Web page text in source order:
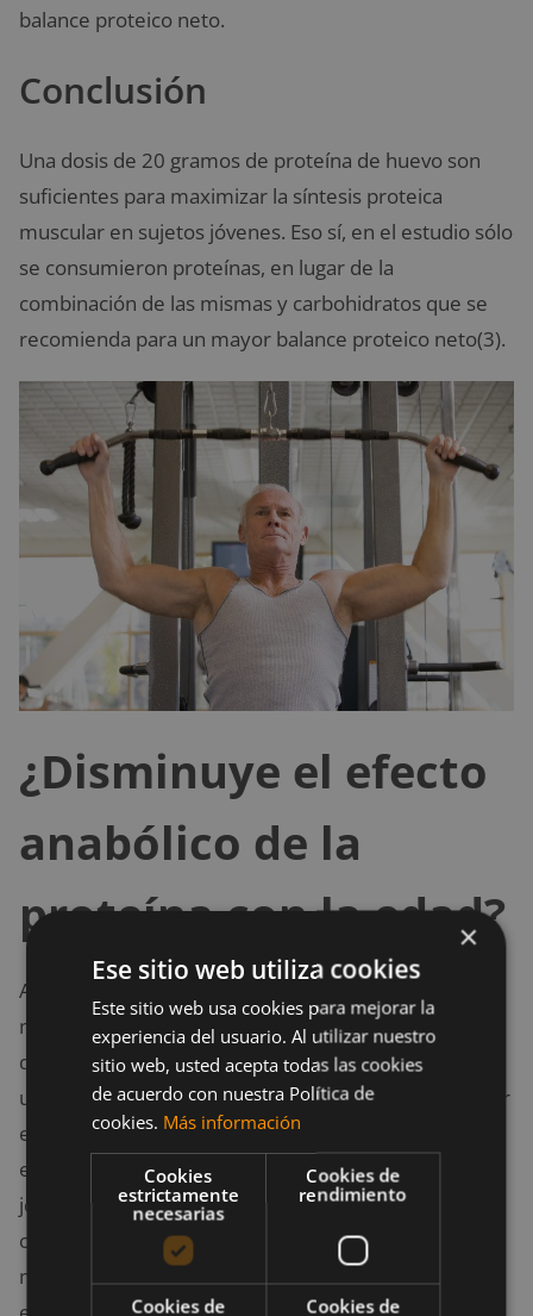
balance proteico neto.
Conclusión
Una dosis de 20 gramos de proteína de huevo son
suficientes para maximizar la síntesis proteica
muscular en sujetos jóvenes. Eso sí, en el estudio sólo
se consumieron proteínas, en lugar de la
combinación de las mismas y carbohidratos que se
recomienda para un mayor balance proteico neto(3).
¿Disminuye el efecto
anabólico de la
proteína con la edad?
A partir de los 30 años se produce una pérdida de la
masa muscular de aproximadamente un 5% por
década. Aunque el entrenamiento con pesas supone
un gran estímulo para ganar masa muscular y reducir
este efecto de pérdida de la misma con la edad, su
efecto es menor en comparación con sujetos
jóvenes. Además, dosis bajas de aminoácidos
consiguen ratios de síntesis proteica muscular
menores en sujetos mayores que en los jóvenes. Un
×
Ese sitio web utiliza cookies
Este sitio web usa cookies para mejorar la
experiencia del usuario. Al utilizar nuestro
sitio web, usted acepta todas las cookies
de acuerdo con nuestra Política de
cookies. Más información
Cookies
estrictamente
necesarias
Cookies de
rendimiento
Cookies de
Cookies de